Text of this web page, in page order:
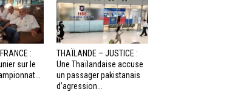
:
sur le
THAÏLANDE – JUSTICE :
Une Thaïlandaise accuse
un passager pakistanais
d’agression...